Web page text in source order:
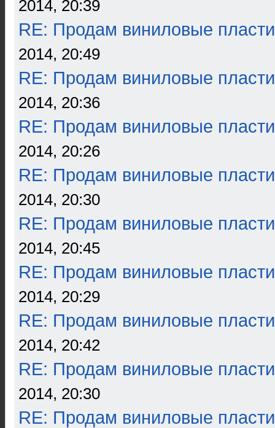
2014, 20:39
RE: Продам виниловые
2014, 20:49
RE: Продам виниловые
2014, 20:36
RE: Продам виниловые
2014, 20:26
RE: Продам виниловые
2014, 20:30
RE: Продам виниловые
2014, 20:45
RE: Продам виниловые
2014, 20:29
RE: Продам виниловые
2014, 20:42
RE: Продам виниловые
2014, 20:30
RE: Продам виниловые